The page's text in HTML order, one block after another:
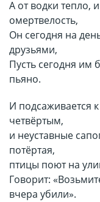
А от водки тепло,
омертвелость,
Он сегодня на
друзьями,
Пусть сегодня им
пьяно.
И подсаживается
четвёртым,
и неуставные
потёртая,
птицы поют на
Говорит:
вчера убили».